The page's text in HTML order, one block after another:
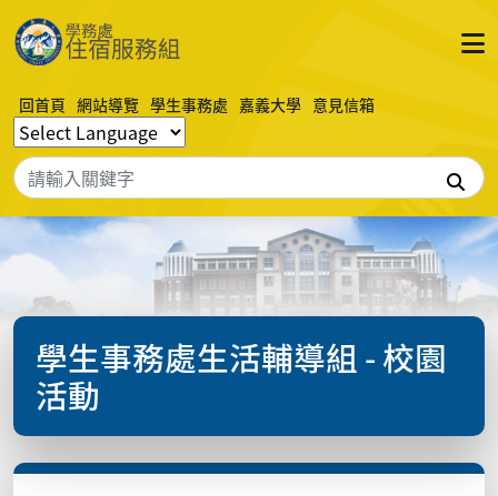
回首頁 網站導覽 學生事務處 嘉義大學 意見信箱
搜尋
學生事務處生活輔導組 - 校園
活動